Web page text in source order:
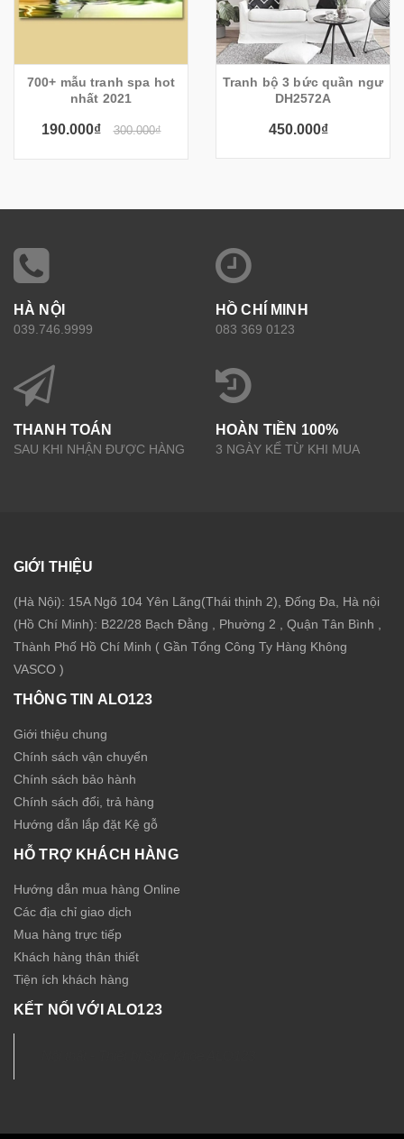
700+ mẫu tranh spa hot
nhất 2021
190.000₫ 300.000₫
Tranh bộ 3 bức quần ngư
DH2572A
450.000₫
HÀ NỘI
039.746.9999
HỒ CHÍ MINH
083 369 0123
THANH TOÁN
SAU KHI NHẬN ĐƯỢC HÀNG
HOÀN TIỀN 100%
3 NGÀY KỂ TỪ KHI MUA
GIỚI THIỆU
(Hà Nội): 15A Ngõ 104 Yên Lãng(Thái thịnh 2), Đống Đa, Hà nội
(Hồ Chí Minh): B22/28 Bạch Đằng , Phường 2 , Quận Tân Bình ,
Thành Phố Hồ Chí Minh ( Gần Tổng Công Ty Hàng Không
VASCO )
THÔNG TIN ALO123
Giới thiệu chung
Chính sách vận chuyển
Chính sách bảo hành
Chính sách đổi, trả hàng
Hướng dẫn lắp đặt Kệ gỗ
HỖ TRỢ KHÁCH HÀNG
Hướng dẫn mua hàng Online
Các địa chỉ giao dịch
Mua hàng trực tiếp
Khách hàng thân thiết
Tiện ích khách hàng
KẾT NỐI VỚI ALO123